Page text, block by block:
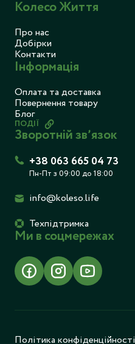
Колесо Життя
Про нас
Добірки
Контакти
Інформація
Оплата та доставка
Повернення товару
Блог
ПОДІЇ
Зворотній звʼязок
+38 063 665 04 73
Пн-Пт з 09:00 до 18:00
info@koleso.life
Техпідтримка
Ми в соцмережах
Політика конфіденційності